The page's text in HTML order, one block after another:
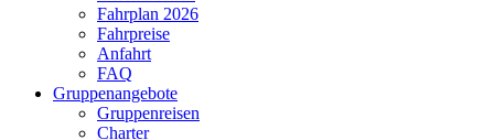
Fahrplan 2026
Fahrpreise
Anfahrt
FAQ
Gruppenangebote
Gruppenreisen
Charter